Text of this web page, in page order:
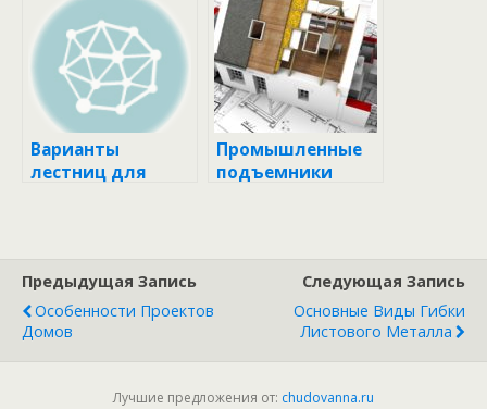
Варианты
лестниц для
Промышленные
подъемники
Предыдущая Запись
Особенности Проектов
Домов
Следующая Запись
Основные Виды Гибки
Листового Металла
Лучшие предложения от: chudovanna.ru